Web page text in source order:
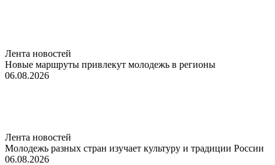
Лента новостей
Новые маршруты привлекут молодежь в регионы
06.08.2026
Лента новостей
Молодежь разных стран изучает культуру и традиции России
06.08.2026